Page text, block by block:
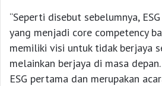
“Seperti disebut sebelumnya,
yang menjadi core competency
memiliki visi untuk tidak berjaya
melainkan berjaya di masa
ESG pertama dan merupakan